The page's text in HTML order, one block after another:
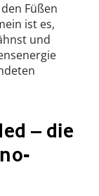
Füßen
ist es,
und
– die